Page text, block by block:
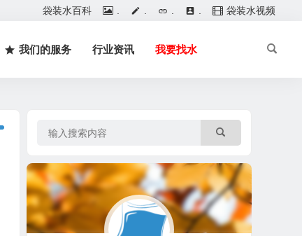
袋装水百科 袋装水视频
我们的服务 行业资讯 我要找水